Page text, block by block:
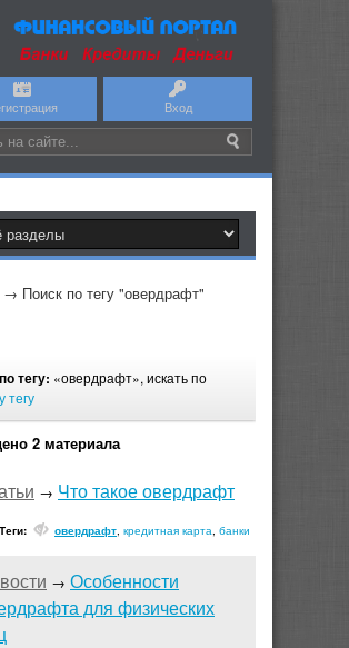
Вход
→ Поиск по тегу "овердрафт"
тегу: «овердрафт», искать по
тегу
2 материала
→ Что такое овердрафт
Теги: овердрафт кредитная карта банки
→ Особенности
для физических